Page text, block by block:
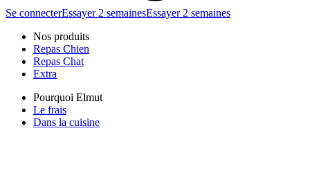
Se connecterEssayer 2 semainesEssayer 2 semaines
Nos produits
Repas Chien
Repas Chat
Extra
Pourquoi Elmut
Le frais
Dans la cuisine